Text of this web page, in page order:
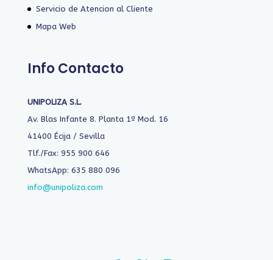
Servicio de Atencion al Cliente
Mapa Web
Info Contacto
UNIPOLIZA S.L.
Av. Blas Infante 8. Planta 1ª Mod. 16
41400 Écija / Sevilla
Tlf./Fax: 955 900 646
WhatsApp: 635 880 096
info@unipoliza.com